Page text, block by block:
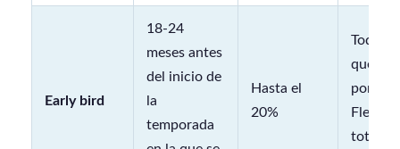
Early bird
18-24
meses antes
del inicio de
la
temporada
Hasta el
20%
Todavía
queda
por
total.